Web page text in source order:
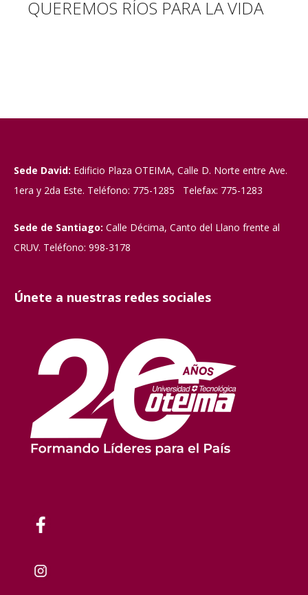
QUEREMOS RÍOS PARA LA VIDA
Sede David: Edificio Plaza OTEIMA, Calle D. Norte entre Ave.
1era y 2da Este. Teléfono: 775-1285 Telefax: 775-1283
Sede de Santiago: Calle Décima, Canto del Llano frente al
CRUV. Teléfono: 998-3178
Únete a nuestras redes sociales